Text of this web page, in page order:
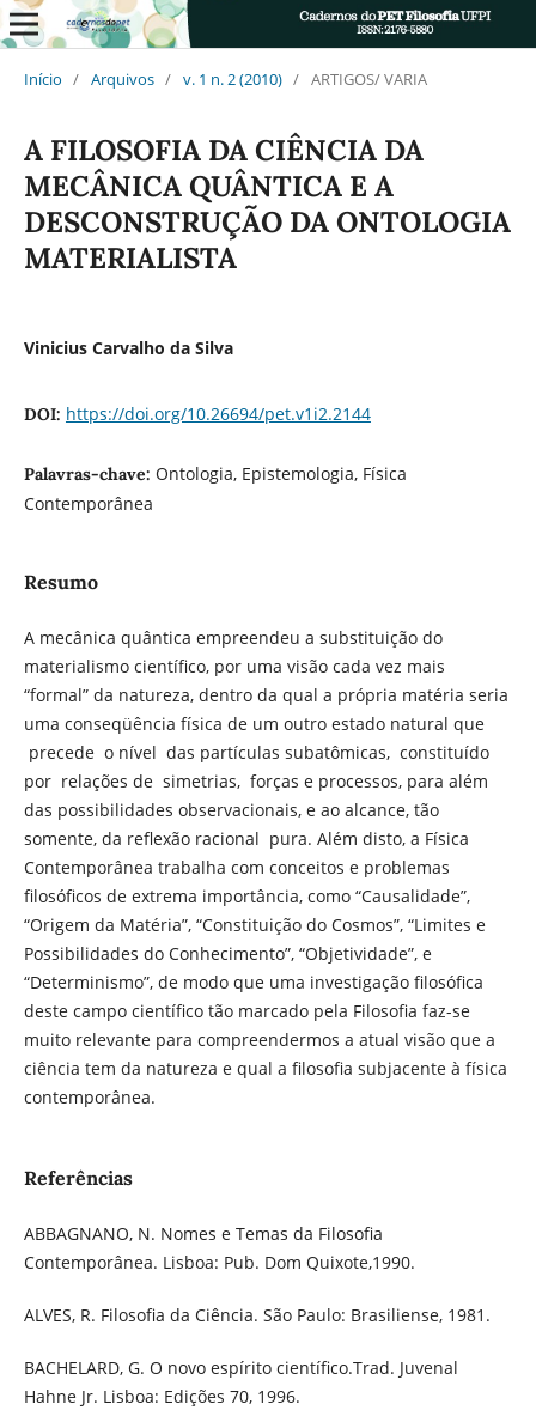
Início / Arquivos / v. 1 n. 2 (2010) / ARTIGOS/ VARIA
A FILOSOFIA DA CIÊNCIA DA
MECÂNICA QUÂNTICA E A
DESCONSTRUÇÃO DA ONTOLOGIA
MATERIALISTA
Vinicius Carvalho da Silva
DOI: https://doi.org/10.26694/pet.v1i2.2144
Palavras-chave: Ontologia, Epistemologia, Física
Contemporânea
Resumo
A mecânica quântica empreendeu a substituição do
materialismo científico, por uma visão cada vez mais
“formal” da natureza, dentro da qual a própria matéria seria
uma conseqüência física de um outro estado natural que
precede o nível das partículas subatômicas, constituído
por relações de simetrias, forças e processos, para além
das possibilidades observacionais, e ao alcance, tão
somente, da reflexão racional pura. Além disto, a Física
Contemporânea trabalha com conceitos e problemas
filosóficos de extrema importância, como “Causalidade”,
“Origem da Matéria”, “Constituição do Cosmos”, “Limites e
Possibilidades do Conhecimento”, “Objetividade”, e
“Determinismo”, de modo que uma investigação filosófica
deste campo científico tão marcado pela Filosofia faz-se
muito relevante para compreendermos a atual visão que a
ciência tem da natureza e qual a filosofia subjacente à física
contemporânea.
Referências
ABBAGNANO, N. Nomes e Temas da Filosofia
Contemporânea. Lisboa: Pub. Dom Quixote,1990.
ALVES, R. Filosofia da Ciência. São Paulo: Brasiliense, 1981.
BACHELARD, G. O novo espírito científico.Trad. Juvenal
Hahne Jr. Lisboa: Edições 70, 1996.